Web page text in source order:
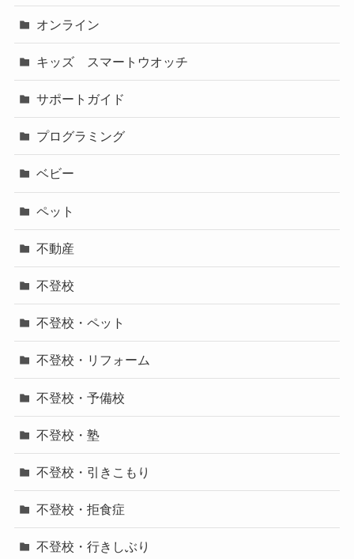
オンライン
キッズ スマートウオッチ
サポートガイド
プログラミング
ベビー
ペット
不動産
不登校
不登校・ペット
不登校・リフォーム
不登校・予備校
不登校・塾
不登校・引きこもり
不登校・拒食症
不登校・行きしぶり